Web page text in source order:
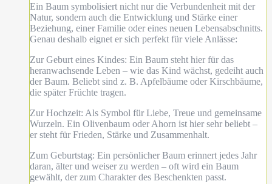
Ein Baum symbolisiert nicht nur die Verbundenheit mit der
Natur, sondern auch die Entwicklung und Stärke einer
Beziehung, einer Familie oder eines neuen Lebensabschnitts.
Genau deshalb eignet er sich perfekt für viele Anlässe:
Zur Geburt eines Kindes: Ein Baum steht hier für das
heranwachsende Leben – wie das Kind wächst, gedeiht auch
der Baum. Beliebt sind z. B. Apfelbäume oder Kirschbäume,
die später Früchte tragen.
Zur Hochzeit: Als Symbol für Liebe, Treue und gemeinsame
Wurzeln. Ein Olivenbaum oder Ahorn ist hier sehr beliebt –
er steht für Frieden, Stärke und Zusammenhalt.
Zum Geburtstag: Ein persönlicher Baum erinnert jedes Jahr
daran, älter und weiser zu werden – oft wird ein Baum
gewählt, der zum Charakter des Beschenkten passt.